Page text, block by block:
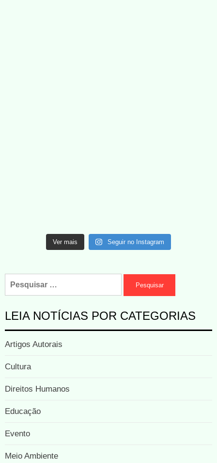
Ver mais Seguir no Instagram
LEIA NOTÍCIAS POR CATEGORIAS
Artigos Autorais
Cultura
Direitos Humanos
Educação
Evento
Meio Ambiente